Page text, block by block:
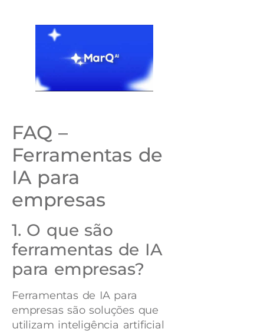
FAQ –
Ferramentas de
IA para
empresas
1. O que são
ferramentas de IA
para empresas?
Ferramentas de IA para
empresas são soluções que
utilizam inteligência artificial